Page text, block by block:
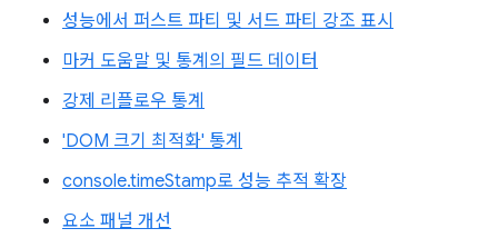
성능에서 퍼스트 파티 및 서드 파티 강조 표시
마커 도움말 및 통계의 필드 데이터
강제 리플로우 통계
'DOM 크기 최적화' 통계
console.timeStamp로 성능 추적 확장
요소 패널 개선